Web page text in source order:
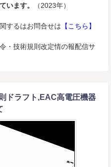
います。 （2023年）
するはお問合せは 【こちら】
・技術規則改定情の報配信サ
ドラフト,EAC高電圧機器